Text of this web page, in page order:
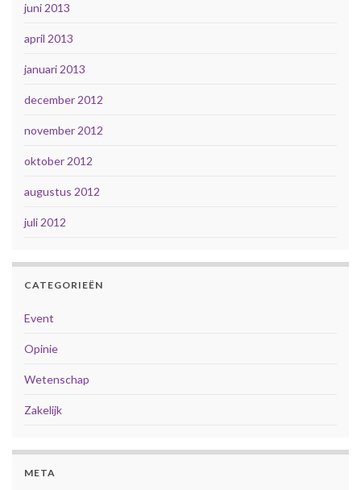
juni 2013
april 2013
januari 2013
december 2012
november 2012
oktober 2012
augustus 2012
juli 2012
CATEGORIEËN
Event
Opinie
Wetenschap
Zakelijk
META